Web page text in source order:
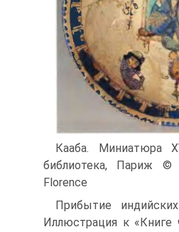
Кааба. Миниатюра
библиотека, Париж ©
Florence
Прибытие
Иллюстрация к «Книге